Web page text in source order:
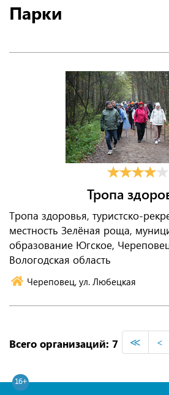
Парки
Тропа
Тропа здоровья, туристско-
местность Зелёная роща,
образование Югское,
Вологодская область
Череповец, ул. Любецкая
Всего организаций: 7 ≪ <
16+